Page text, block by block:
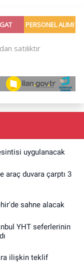
uygulanacak
araç duvara çarptı 3
sahne alacak
YHT seferlerinin
ilişkin teklif